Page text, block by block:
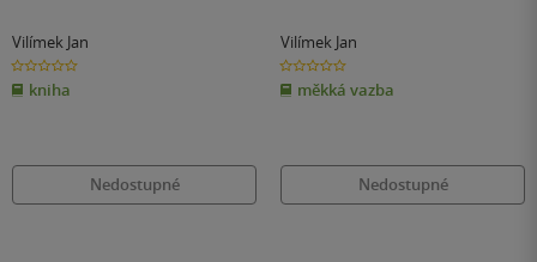
Vilímek Jan
0.0
z
5
hvězdiček
kniha
Nedostupné
Vilímek Jan
0.0
z
5
hvězdiček
měkká vazba
Nedostupné